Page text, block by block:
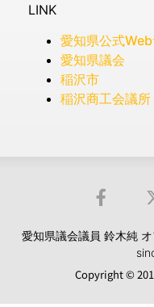
LINK
愛知県公式Web
愛知県議会
稲沢市
稲沢商工会議所
愛知県議会議員 鈴木純
Copyright ©